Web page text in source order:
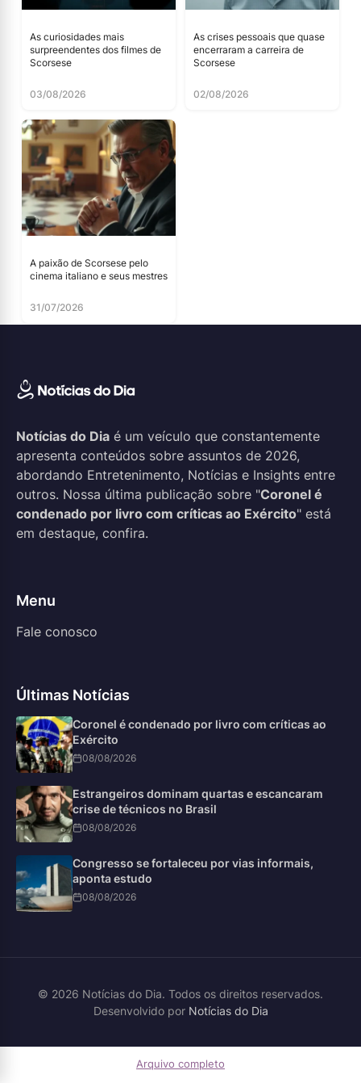
As curiosidades mais
surpreendentes dos filmes de
Scorsese
03/08/2026
As crises pessoais que quase
encerraram a carreira de
Scorsese
02/08/2026
A paixão de Scorsese pelo
cinema italiano e seus mestres
31/07/2026
Notícias do Dia é um veículo que constantemente
apresenta conteúdos sobre assuntos de 2026,
abordando Entretenimento, Notícias e Insights entre
outros. Nossa última publicação sobre "Coronel é
condenado por livro com críticas ao Exército" está
em destaque, confira.
Menu
Fale conosco
Últimas Notícias
Coronel é condenado por livro com críticas ao
Exército
08/08/2026
Estrangeiros dominam quartas e escancaram
crise de técnicos no Brasil
08/08/2026
Congresso se fortaleceu por vias informais,
aponta estudo
08/08/2026
© 2026 Notícias do Dia. Todos os direitos reservados.
Desenvolvido por Notícias do Dia
Arquivo completo